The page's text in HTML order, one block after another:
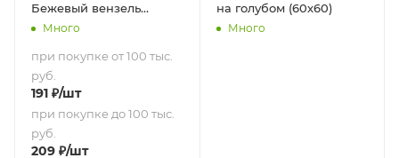
Бежевый вензель
(50х70)
Много
при покупке от 100 тыс.
руб.
191 ₽/шт
при покупке до 100 тыс.
руб.
209 ₽/шт
на голубом (60х60)
Много